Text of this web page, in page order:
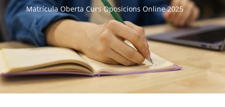
Matrícula Oberta Curs Oposicions Online 2025